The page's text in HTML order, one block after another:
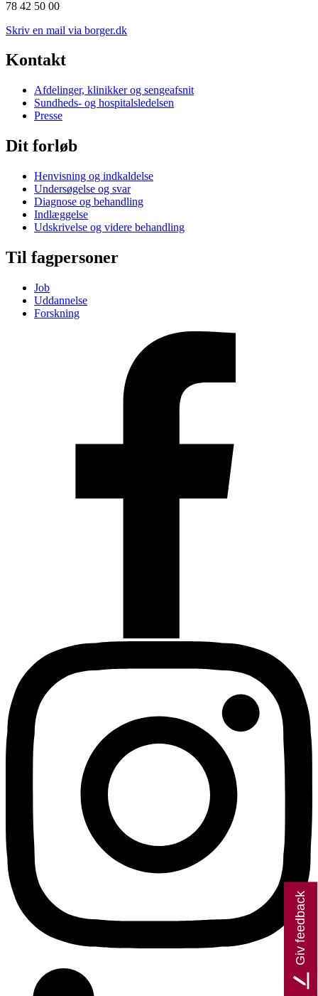
78 42 50 00
Skriv en mail via borger.dk
Kontakt
Afdelinger, klinikker og sengeafsnit
Sundheds- og hospitalsledelsen
Presse
Dit forløb
Henvisning og indkaldelse
Undersøgelse og svar
Diagnose og behandling
Indlæggelse
Udskrivelse og videre behandling
Til fagpersoner
Job
Uddannelse
Forskning
Giv feedback